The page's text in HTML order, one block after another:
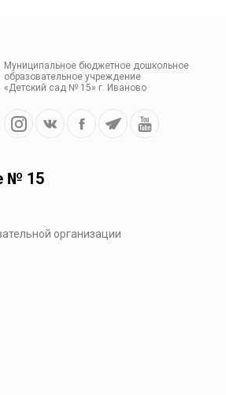
Муниципальное бюджетное дошкольное
образовательное учреждение
«Детский сад № 15» г. Иваново
№ 15
организации